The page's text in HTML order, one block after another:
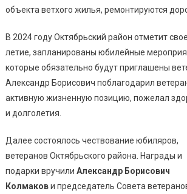
объекта ветхого жилья, ремонтируются
В 2024 году Октябрьский район отметит
летие, запланированы юбилейные
которые обязательно будут приглашены
Александр Борисович поблагодарил
активную жизненную позицию, пожелал
и долголетия.
Далее состоялось чествование юбиляров,
ветеранов Октябрьского района. Награды и
подарки вручили Александр Борисович
Колмакови председатель Совета